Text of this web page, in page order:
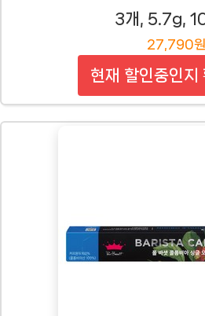
3개, 5.7g,
27,790원
현재 할인중인지